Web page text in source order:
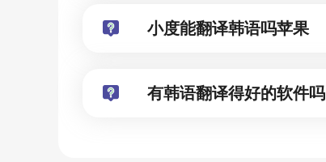
小度能翻译韩语吗苹果
有韩语翻译得好的软件吗